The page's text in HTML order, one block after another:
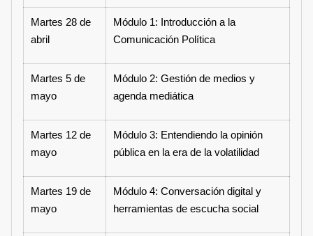
Martes 28 de
abril
Módulo 1: Introducción a la
Comunicación Política
Martes 5 de
mayo
Módulo 2: Gestión de medios y
agenda mediática
Martes 12 de
mayo
Módulo 3: Entendiendo la opinión
pública en la era de la volatilidad
Martes 19 de
mayo
Módulo 4: Conversación digital y
herramientas de escucha social